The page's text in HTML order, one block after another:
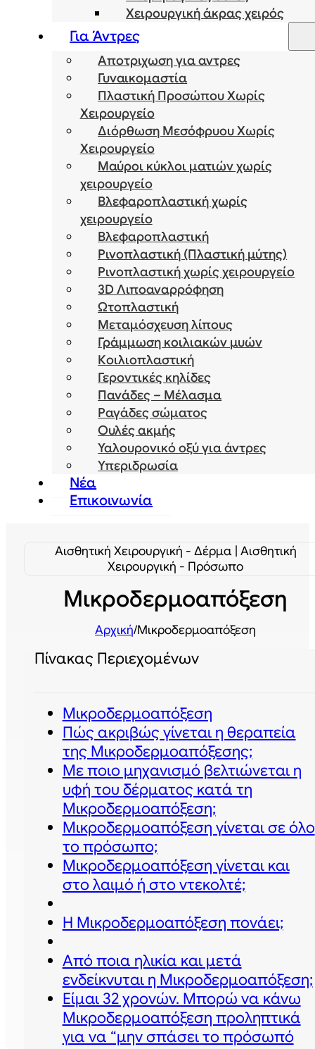
Χειρουργική άκρας χειρός
Για Άντρες
Αποτριχωση για αντρες
Γυναικομαστία
Πλαστική Προσώπου Χωρίς
Χειρουργείο
Διόρθωση Μεσόφρυου Χωρίς
Χειρουργείο
Μαύροι κύκλοι ματιών χωρίς
χειρουργείο
Βλεφαροπλαστική χωρίς
χειρουργείο
Βλεφαροπλαστική
Ρινοπλαστική (Πλαστική μύτης)
Ρινοπλαστική χωρίς χειρουργείο
3D Λιποαναρρόφηση
Ωτοπλαστική
Μεταμόσχευση λίπους
Γράμμωση κοιλιακών μυών
Κοιλιοπλαστική
Γεροντικές κηλίδες
Πανάδες – Μέλασμα
Ραγάδες σώματος
Ουλές ακμής
Υαλουρονικό οξύ για άντρες
Υπεριδρωσία
Νέα
Επικοινωνία
Αισθητική Χειρουργική - Δέρμα | Αισθητική
Χειρουργική - Πρόσωπο
Μικροδερμοαπόξεση
Αρχική/Μικροδερμοαπόξεση
Πίνακας Περιεχομένων
Μικροδερμοαπόξεση
Πώς ακριβώς γίνεται η θεραπεία
της Μικροδερμοαπόξεσης;
Με ποιο μηχανισμό βελτιώνεται η
υφή του δέρματος κατά τη
Μικροδερμοαπόξεση;
Μικροδερμοαπόξεση γίνεται σε όλο
το πρόσωπο;
Μικροδερμοαπόξεση γίνεται και
στο λαιμό ή στο ντεκολτέ;
Η Μικροδερμοαπόξεση πονάει;
Aπό πoια ηλικία και μετά
ενδείκνυται η Μικροδερμοαπόξεση;
Είμαι 32 χρονών. Μπορώ να κάνω
Μικροδερμοαπόξεση προληπτικά
για να “μην σπάσει το πρόσωπό